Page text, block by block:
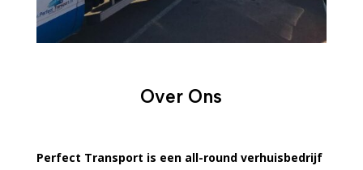
Over Ons
Perfect Transport is een all-round verhuisbedrijf